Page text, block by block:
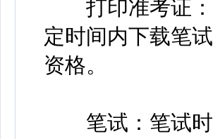
打印准考证：
定时间内下载笔
资格。
笔试：笔试时